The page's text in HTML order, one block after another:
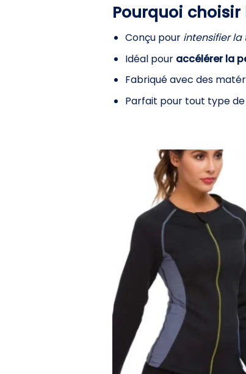
Pourquoi
Conçu pour intensifier
Idéal pour accélérer la
Fabriqué avec des
Parfait pour tout type